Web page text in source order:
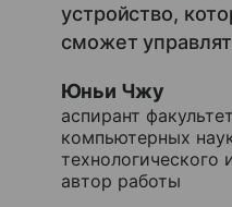
устройство,
сможет
Юньи Чжу
аспирант
компьютерных
технологического
автор работы